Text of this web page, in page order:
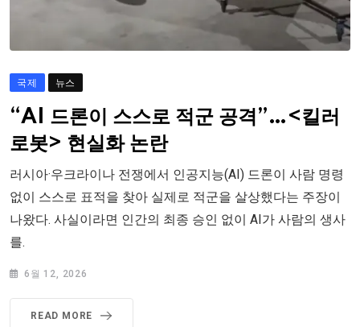
국제 뉴스
“AI 드론이 스스로 적군 공격”…<킬러
로봇> 현실화 논란
러시아·우크라이나 전쟁에서 인공지능(AI) 드론이 사람 명령
없이 스스로 표적을 찾아 실제로 적군을 살상했다는 주장이
나왔다. 사실이라면 인간의 최종 승인 없이 AI가 사람의 생사
를.
6월 12, 2026
READ MORE